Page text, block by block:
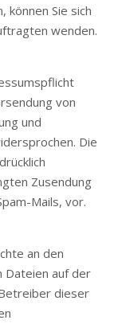
können Sie sich
wenden.
von
und
Die
Zusendung
Mails, vor.
an den
Dateien auf der
dieser